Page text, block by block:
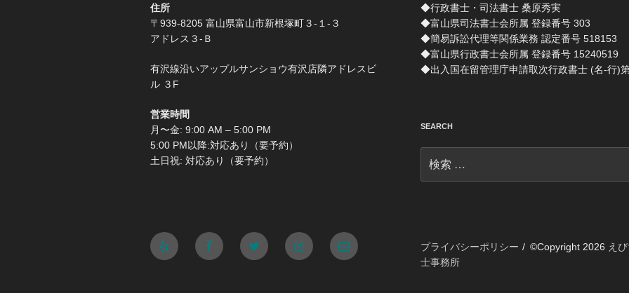
住所
〒939-8205 富山県富山市新根塚町３-１-３
アドレス３-Ｂ
有沢線沿いアップルサンショウ有沢店隣アドレスビ
ル ３F
営業時間
月〜金: 9:00 AM – 5:00 PM
5:00 PM以降:対応あり（要予約）
土日祝: 対応あり（要予約）
◆行政書士・司法書士 桑原秀実
◆富山県司法書士会所属 登録番号 303
◆簡易訴訟代理等関係業務 認定番号 518153
◆富山県行政書士会所属 登録番号 15240519
◆出入国在留管理庁申請取次行政書士 (名-行)
SEARCH
索:
Yelp FacebookTwitter Instagram
メ
プライバシーポリシー ©Copyright 2026 え
士事務所